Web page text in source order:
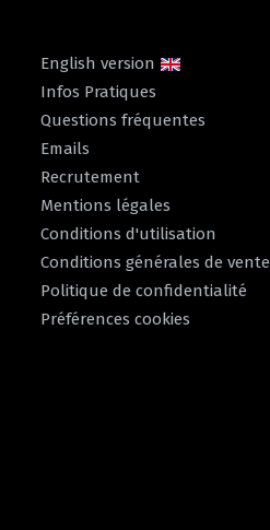
English version
Infos Pratiques
Questions fréquentes
Emails
Recrutement
Mentions légales
Conditions d'utilisation
Conditions générales de vente
Politique de confidentialité
Préférences cookies